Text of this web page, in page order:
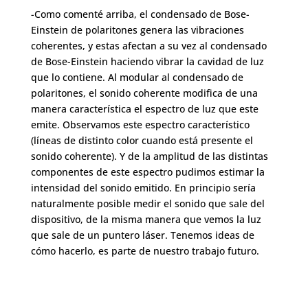
-Como comenté arriba, el condensado de Bose-
Einstein de polaritones genera las vibraciones
coherentes, y estas afectan a su vez al condensado
de Bose-Einstein haciendo vibrar la cavidad de luz
que lo contiene. Al modular al condensado de
polaritones, el sonido coherente modifica de una
manera característica el espectro de luz que este
emite. Observamos este espectro característico
(líneas de distinto color cuando está presente el
sonido coherente). Y de la amplitud de las distintas
componentes de este espectro pudimos estimar la
intensidad del sonido emitido. En principio sería
naturalmente posible medir el sonido que sale del
dispositivo, de la misma manera que vemos la luz
que sale de un puntero láser. Tenemos ideas de
cómo hacerlo, es parte de nuestro trabajo futuro.